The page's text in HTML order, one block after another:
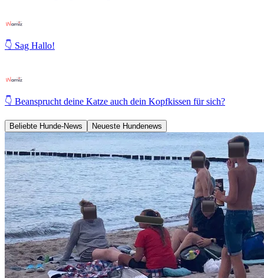
👇 Sag Hallo!
👇 Beansprucht deine Katze auch dein Kopfkissen für sich?
Beliebte Hunde-News Neueste Hundenews